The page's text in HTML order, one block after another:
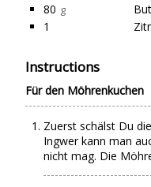
80 g
1
Instructions
Für den Möhrenkuchen
Zuerst schälst Du
Ingwer kann man
nicht mag. Die